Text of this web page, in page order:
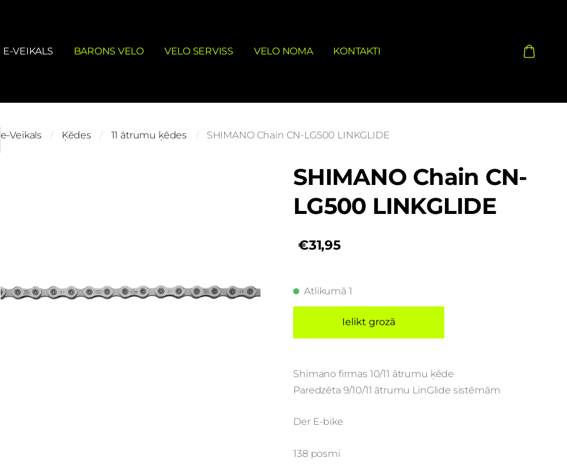
E-VEIKALS BARONS VELO VELO SERVISS VELO NOMA KONTAKTI
e-Veikals Ķēdes 11 ātrumu ķēdes SHIMANO Chain CN-LG500 LINKGLIDE
SHIMANO Chain CN-
LG500 LINKGLIDE
€31,95
Atlikumā 1
Ielikt grozā
Shimano firmas 10/11 ātrumu ķēde
Paredzēta 9/10/11 ātrumu LinGlide sistēmām
Der E-bike
138 posmi